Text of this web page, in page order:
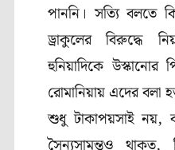
পাননি। সত্যি বলতে
ড্রাকুলের বিরুদ্ধে
হুনিয়াদিকে
রোমানিয়ায় এদের বলা
শুধু টাকাপয়সাই নয়,
সৈন্যসামন্তও থাকত,